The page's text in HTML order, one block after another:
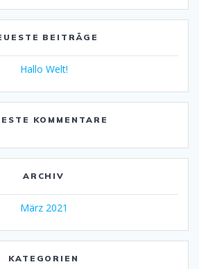
BEITRÄGE
Hallo Welt!
KOMMENTARE
ARCHIV
März 2021
KATEGORIEN